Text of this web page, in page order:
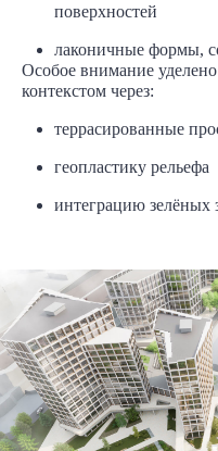
поверхностей
лаконичные формы,
Особое внимание
контекстом через:
террасированные
геопластику рельефа
интеграцию зелёных